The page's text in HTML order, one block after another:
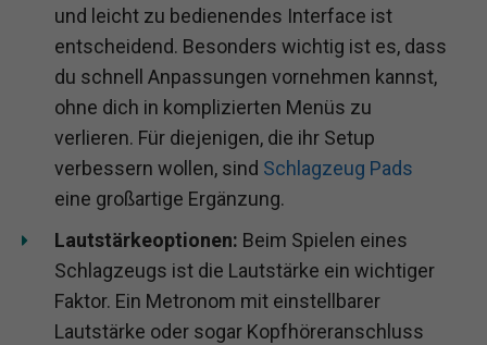
und leicht zu bedienendes Interface ist
entscheidend. Besonders wichtig ist es, dass
du schnell Anpassungen vornehmen kannst,
ohne dich in komplizierten Menüs zu
verlieren. Für diejenigen, die ihr Setup
verbessern wollen, sind Schlagzeug Pads
eine großartige Ergänzung.
Lautstärkeoptionen: Beim Spielen eines
Schlagzeugs ist die Lautstärke ein wichtiger
Faktor. Ein Metronom mit einstellbarer
Lautstärke oder sogar Kopfhöreranschluss